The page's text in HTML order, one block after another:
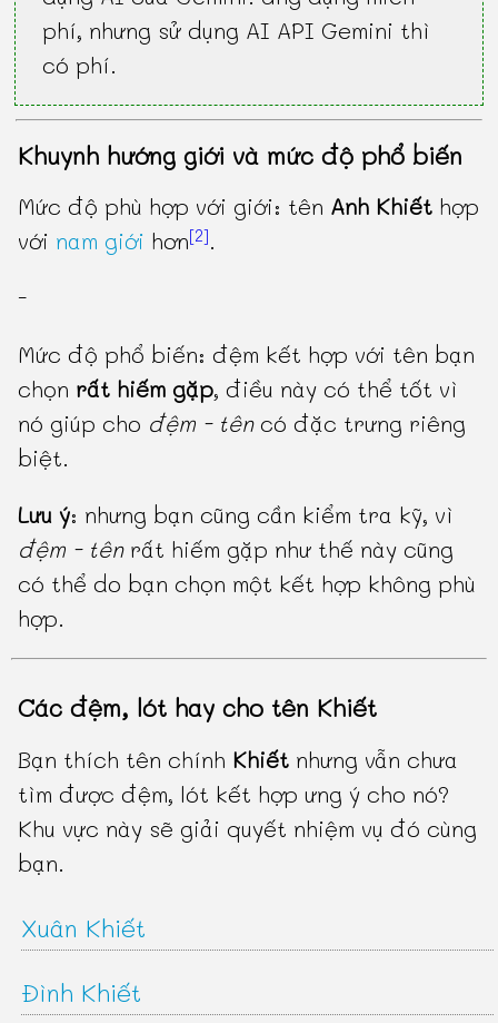
phí, nhưng sử dụng AI API Gemini thì
có phí.
Khuynh hướng giới và mức độ phổ biến
Mức độ phù hợp với giới: tên Anh Khiết hợp
với nam giới hơn[2].
-
Mức độ phổ biến: đệm kết hợp với tên bạn
chọn rất hiếm gặp, điều này có thể tốt vì
nó giúp cho đệm - têncó đặc trưng riêng
biệt.
Lưu ý: nhưng bạn cũng cần kiểm tra kỹ, vì
đệm - tênrất hiếm gặp như thế này cũng
có thể do bạn chọn một kết hợp không phù
hợp.
Các đệm, lót hay cho tên Khiết
Bạn thích tên chính Khiết nhưng vẫn chưa
tìm được đệm, lót kết hợp ưng ý cho nó?
Khu vực này sẽ giải quyết nhiệm vụ đó cùng
bạn.
Xuân Khiết
Đình Khiết